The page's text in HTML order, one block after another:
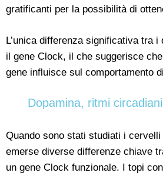
gratificanti per la possibilità di
L’unica differenza significativa tra i
il gene Clock, il che suggerisce
gene influisce sul comportamento
Dopamina, ritmi
Quando sono stati studiati i
emerse diverse differenze chiave
un gene Clock funzionale. I topi